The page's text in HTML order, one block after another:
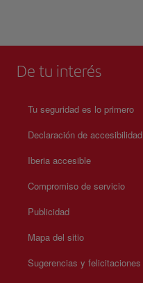
De tu interés
Tu seguridad es lo primero
Declaración de accesibilidad
Iberia accesible
Compromiso de servicio
Publicidad
Mapa del sitio
Sugerencias y felicitaciones